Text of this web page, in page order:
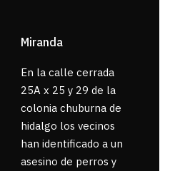
Miranda
En la calle cerrada
25A x 25 y 29 de la
colonia chuburna de
hidalgo los vecinos
han identificado a un
asesino de perros y